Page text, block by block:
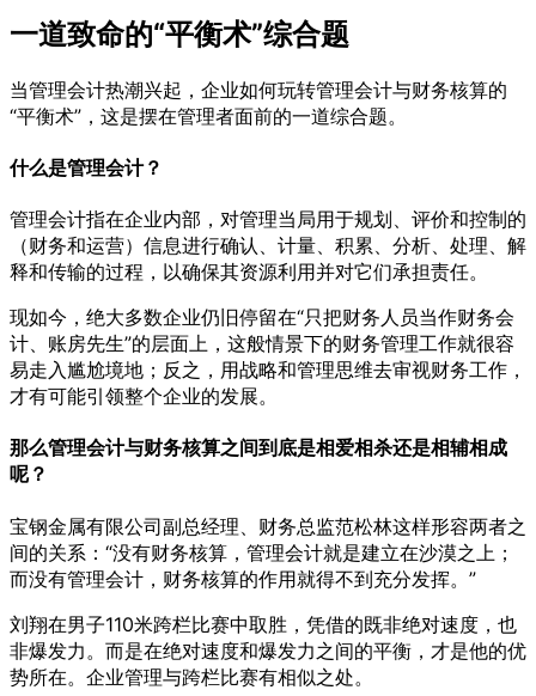
一道致命的“平衡术”综合题
当管理会计热潮兴起，企业如何玩转管理会计与财务核算的
“平衡术”，这是摆在管理者面前的一道综合题。
什么是管理会计？
管理会计指在企业内部，对管理当局用于规划、评价和控制的
（财务和运营）信息进行确认、计量、积累、分析、处理、解
释和传输的过程，以确保其资源利用并对它们承担责任。
现如今，绝大多数企业仍旧停留在“只把财务人员当作财务会
计、账房先生”的层面上，这般情景下的财务管理工作就很容
易走入尴尬境地；反之，用战略和管理思维去审视财务工作，
才有可能引领整个企业的发展。
那么管理会计与财务核算之间到底是相爱相杀还是相辅相成
呢？
宝钢金属有限公司副总经理、财务总监范松林这样形容两者之
间的关系：“没有财务核算，管理会计就是建立在沙漠之上；
而没有管理会计，财务核算的作用就得不到充分发挥。”
刘翔在男子110米跨栏比赛中取胜，凭借的既非绝对速度，也
非爆发力。而是在绝对速度和爆发力之间的平衡，才是他的优
势所在。企业管理与跨栏比赛有相似之处。